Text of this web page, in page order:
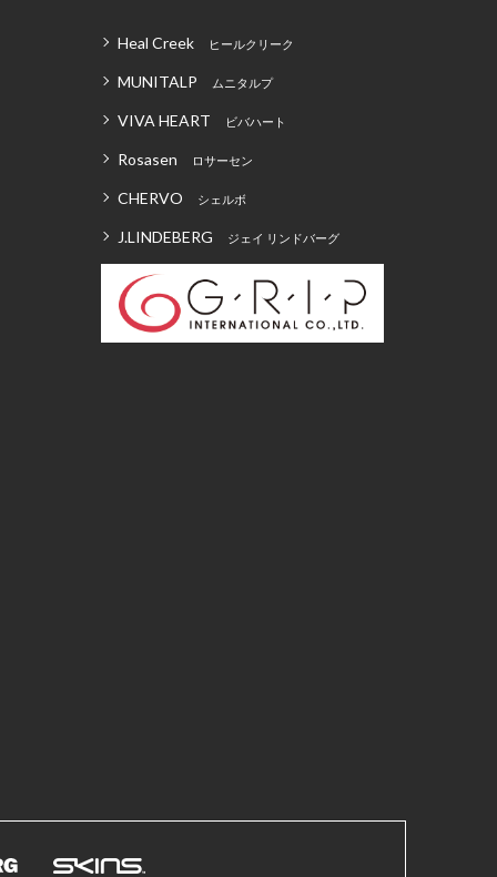
Heal Creek ヒールクリーク
MUNITALP ムニタルプ
VIVA HEART ビバハート
Rosasen ロサーセン
CHERVO シェルボ
J.LINDEBERG ジェイ リンドバーグ